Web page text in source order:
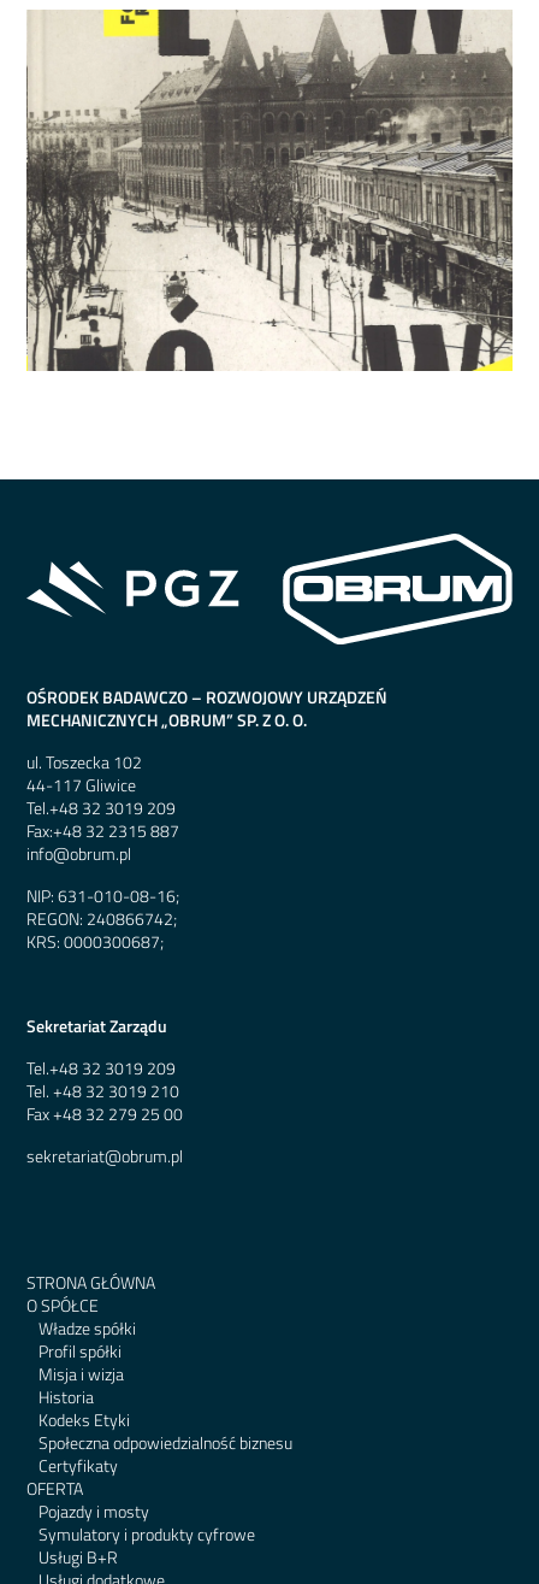
OŚRODEK BADAWCZO – ROZWOJOWY URZĄDZEŃ
MECHANICZNYCH „OBRUM” SP. Z O. O.
ul. Toszecka 102
44-117 Gliwice
Tel.+48 32 3019 209
Fax:+48 32 2315 887
info@obrum.pl
NIP: 631-010-08-16;
REGON: 240866742;
KRS: 0000300687;
Sekretariat Zarządu
Tel.+48 32 3019 209
Tel.+48 32 3019 210
Fax+48 32 279 25 00
sekretariat@obrum.pl
STRONA GŁÓWNA
O SPÓŁCE
Władze spółki
Profil spółki
Misja i wizja
Historia
Kodeks Etyki
Społeczna odpowiedzialność biznesu
Certyfikaty
OFERTA
Pojazdy i mosty
Symulatory i produkty cyfrowe
Usługi B+R